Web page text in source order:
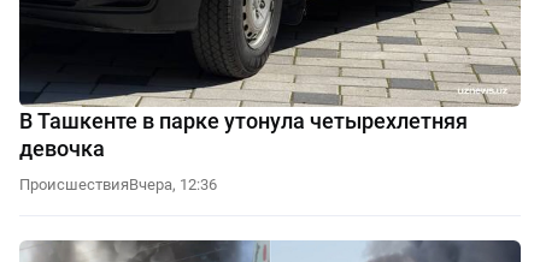
В Ташкенте в парке утонула четырехлетняя
девочка
ПроисшествияВчера, 12:36